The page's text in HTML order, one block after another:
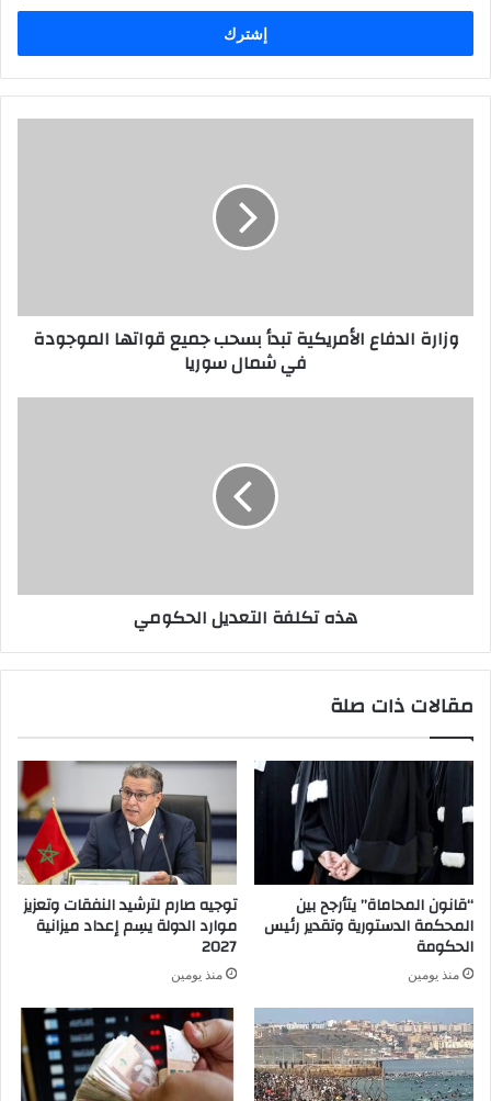
الإلكتروني
وزارة الدفاع الأمريكية تبدأ بسحب جميع قواتها الموجودة
في شمال سوريا
هذه تكلفة التعديل الحكومي
مقالات ذات صلة
“قانون المحاماة” يتأرجح بين
المحكمة الدستورية وتقدير رئيس
الحكومة
منذ يومين
توجيه صارم لترشيد النفقات وتعزيز
موارد الدولة يسِم إعداد ميزانية
2027
منذ يومين